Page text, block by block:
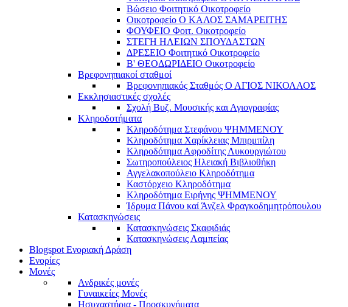
Βώσειο Φοιτητικό Οικοτροφείο
Οικοτροφείο Ο ΚΑΛΟΣ ΣΑΜΑΡΕΙΤΗΣ
ΦΟΥΦΕΙΟ Φοιτ. Οικοτροφείο
ΣΤΕΓΗ ΗΛΕΙΩΝ ΣΠΟΥΔΑΣΤΩΝ
ΔΡΕΣΕΙΟ Φοιτητικό Οικοτροφείο
Β' ΘΕΟΔΩΡΙΔΕΙΟ Οικοτροφείο
Βρεφονηπιακοί σταθμοί
Βρεφονηπιακός Σταθμός Ο ΑΓΙΟΣ ΝΙΚΟΛΑΟΣ
Εκκλησιαστικές σχολές
Σχολή Βυζ. Μουσικής και Αγιογραφίας
Κληροδοτήματα
Κληροδότημα Στεφάνου ΨΗΜΜΕΝΟΥ
Κληροδότημα Χαρίκλειας Μπιρμπίλη
Κληροδότημα Αφροδίτης Λυκουργιώτου
Σωτηροπούλειος Ηλειακή Βιβλιοθήκη
Αγγελακοπούλειο Κληροδότημα
Καστόρχειο Κληροδότημα
Κληροδότημα Ειρήνης ΨΗΜΜΕΝΟΥ
Ίδρυμα Πάνου καί Άνζελ Φραγκοδημητρόπουλου
Κατασκηνώσεις
Κατασκηνώσεις Σκαφιδιάς
Κατασκηνώσεις Λαμπείας
Blogspot Ενοριακή Δράση
Ενορίες
Μονές
Ανδρικές μονές
Γυναικείες Μονές
Ησυχαστήρια - Προσκυνήματα